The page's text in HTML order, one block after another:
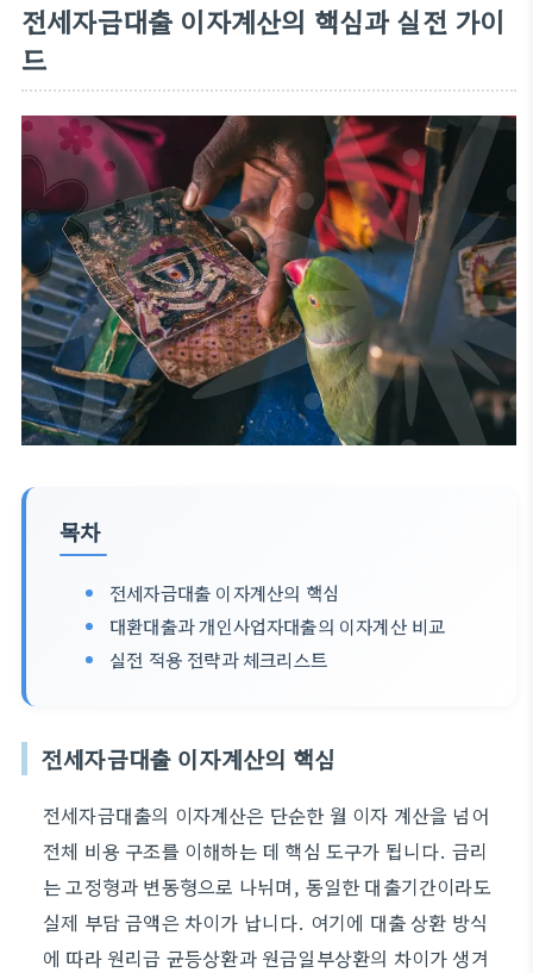
전세자금대출 이자계산의 핵심과 실전 가이
드
목차
전세자금대출 이자계산의 핵심
대환대출과 개인사업자대출의 이자계산 비교
실전 적용 전략과 체크리스트
전세자금대출 이자계산의 핵심
전세자금대출의 이자계산은 단순한 월 이자 계산을 넘어
전체 비용 구조를 이해하는 데 핵심 도구가 됩니다. 금리
는 고정형과 변동형으로 나뉘며, 동일한 대출기간이라도
실제 부담 금액은 차이가 납니다. 여기에 대출 상환 방식
에 따라 원리금 균등상환과 원금일부상환의 차이가 생겨